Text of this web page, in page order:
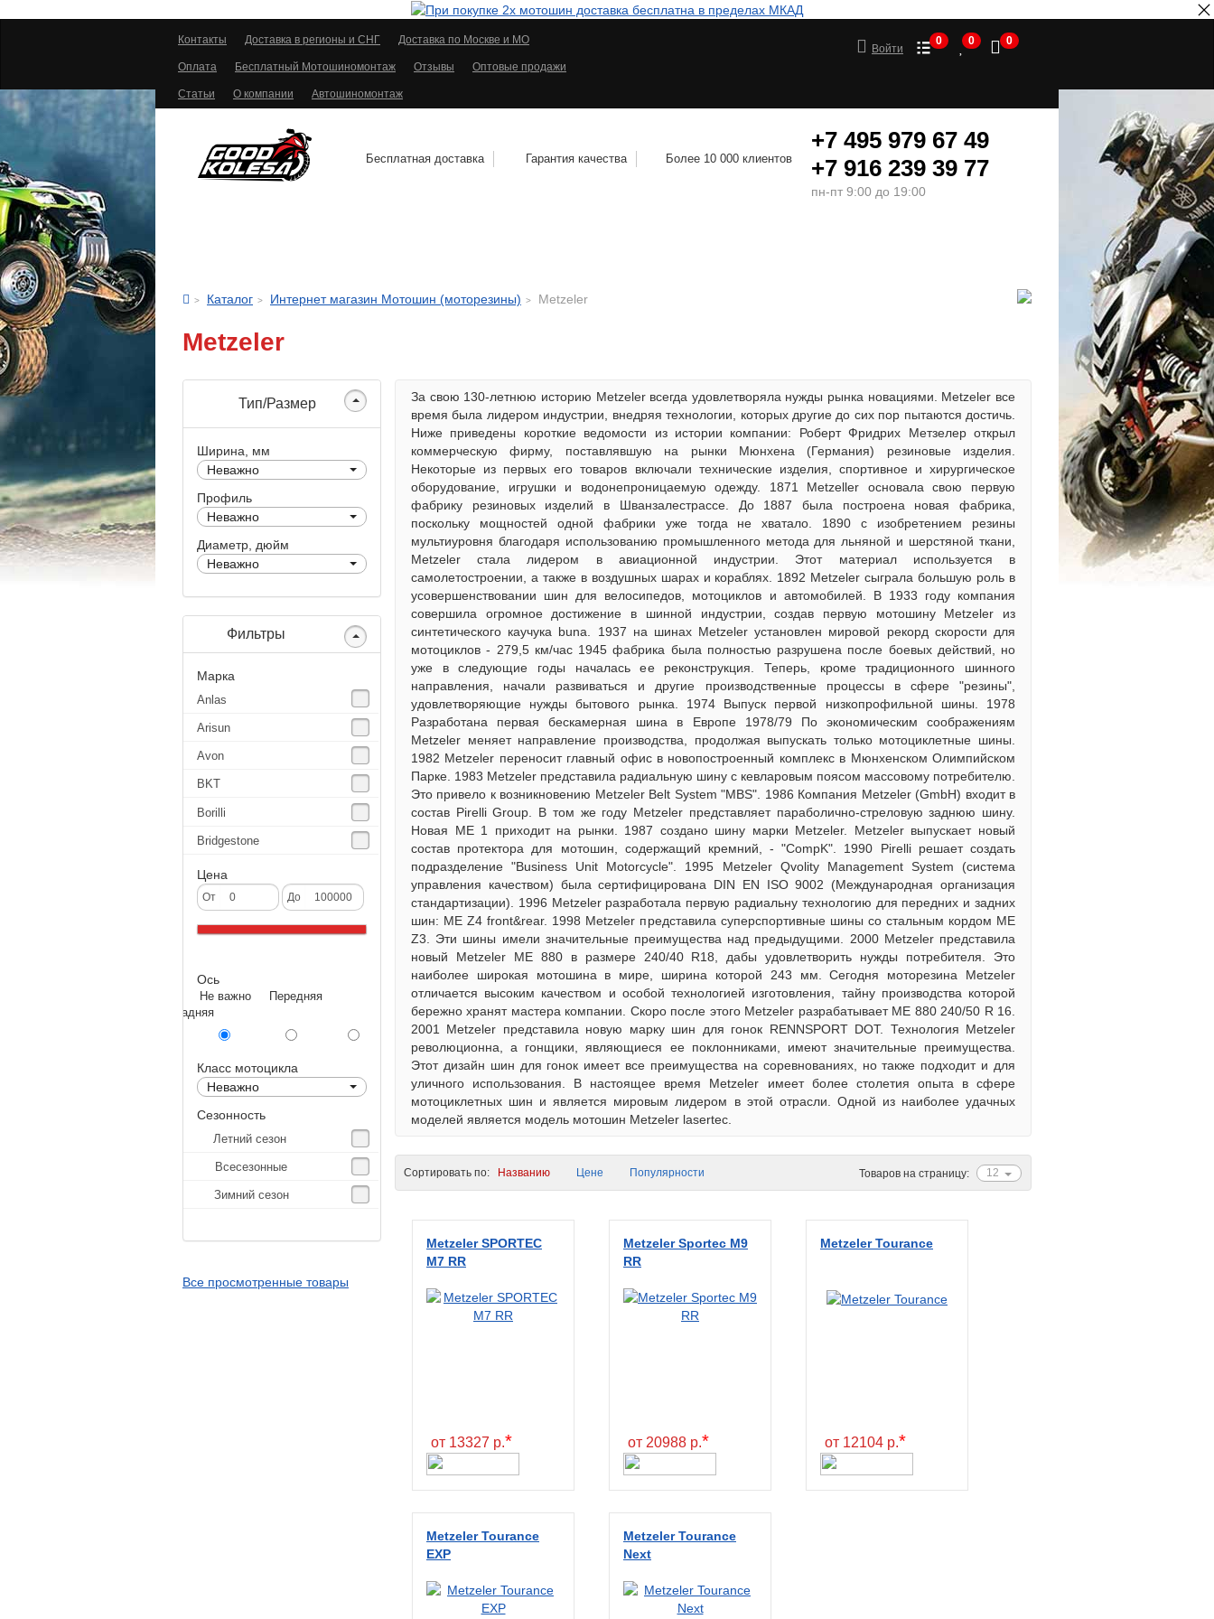
Контакты Доставка в регионы и СНГ Доставка по Москве и МО
Оплата Бесплатный Мотошиномонтаж Отзывы Оптовые продажи
Статьи О компании Автошиномонтаж
Войти
0 0 0
Бесплатная доставка Гарантия качества Более 10 000 клиентов
+7 495 979 67 49
+7 916 239 39 77
пн-пт 9:00 до 19:00
Каталог Интернет магазин Мотошин (моторезины) Metzeler
Metzeler
Тип/Размер
Ширина, мм
Неважно
Профиль
Неважно
Диаметр, дюйм
Неважно
Фильтры
Марка
Anlas
Arisun
Avon
BKT
Borilli
Bridgestone
Continental
CST
Deestone
Excel
Forerunner
GoldenTyre
Gummy
Heidenau
IRC
Maxxis
Цена
От До
Ось
Не важно Передняя
Задняя
Класс мотоцикла
Неважно
Сезонность
Летний сезон
Всесезонные
Зимний сезон
Все просмотренные товары
За свою 130-летнюю историю Metzeler всегда удовлетворяла нужды рынка новациями. Metzeler все
время была лидером индустрии, внедряя технологии, которых другие до сих пор пытаются достичь.
Ниже приведены короткие ведомости из истории компании: Роберт Фридрих Метзелер открыл
коммерческую фирму, поставлявшую на рынки Мюнхена (Германия) резиновые изделия.
Некоторые из первых его товаров включали технические изделия, спортивное и хирургическое
оборудование, игрушки и водонепроницаемую одежду. 1871 Мetzeller основала свою первую
фабрику резиновых изделий в Шванзалестрассе. До 1887 была построена новая фабрика,
поскольку мощностей одной фабрики уже тогда не хватало. 1890 с изобретением резины
мультиуровня благодаря использованию промышленного метода для льняной и шерстяной ткани,
Меtzeler стала лидером в авиационной индустрии. Этот материал используется в
самолетостроении, а также в воздушных шарах и кораблях. 1892 Меtzeler сыграла большую роль в
усовершенствовании шин для велосипедов, мотоциклов и автомобилей. В 1933 году компания
совершила огромное достижение в шинной индустрии, создав первую мотошину Metzeler из
синтетического каучука buna. 1937 на шинах Меtzeler установлен мировой рекорд скорости для
мотоциклов - 279,5 км/час 1945 фабрика была полностью разрушена после боевых действий, но
уже в следующие годы началась ее реконструкция. Теперь, кроме традиционного шинного
направления, начали развиваться и другие производственные процессы в сфере "резины",
удовлетворяющие нужды бытового рынка. 1974 Выпуск первой низкопрофильной шины. 1978
Разработана первая бескамерная шина в Европе 1978/79 По экономическим соображениям
Меtzeler меняет направление производства, продолжая выпускать только мотоциклетные шины.
1982 Меtzeler переносит главный офис в новопостроенный комплекс в Мюнхенском Олимпийском
Парке. 1983 Меtzeler представила радиальную шину с кевларовым поясом массовому потребителю.
Это привело к возникновению Metzeler Belt System "MBS". 1986 Компания Меtzeler (GmbH) входит в
состав Pirelli Group. В том же году Меtzeler представляет параболично-стреловую заднюю шину.
Новая МЕ 1 приходит на рынки. 1987 создано шину марки Меtzeler. Меtzeler выпускает новый
состав протектора для мотошин, содержащий кремний, - "CompK". 1990 Pirelli решает создать
подразделение "Business Unit Motorcycle". 1995 Меtzeler Qvolity Management System (система
управления качеством) была сертифицирована DIN EN ISO 9002 (Международная организация
стандартизации). 1996 Меtzeler разработала первую радиальну технологию для передних и задних
шин: ME Z4 front&rear. 1998 Меtzeler представила суперспортивные шины со стальным кордом ME
Z3. Эти шины имели значительные преимущества над предыдущими. 2000 Меtzeler представила
новый Меtzeler МЕ 880 в размере 240/40 R18, дабы удовлетворить нужды потребителя. Это
наиболее широкая мотошина в мире, ширина которой 243 мм. Сегодня моторезина Metzeler
отличается высоким качеством и особой технологией изготовления, тайну производства которой
бережно хранят мастера компании. Скоро после этого Меtzeler разрабатывает МЕ 880 240/50 R 16.
2001 Меtzeler представила новую марку шин для гонок RENNSPORT DOT. Технология Меtzeler
революционна, а гонщики, являющиеся ее поклонниками, имеют значительные преимущества.
Этот дизайн шин для гонок имеет все преимущества на соревнованиях, но также подходит и для
уличного использования. В настоящее время Меtzeler имеет более столетия опыта в сфере
мотоциклетных шин и является мировым лидером в этой отрасли. Одной из наиболее удачных
моделей является модель мотошин Metzeler lasertec.
12
Товаров на страницу:
Сортировать по: Названию Цене Популярности
Metzeler SPORTEC
M7 RR
от 13327 р.*
Metzeler Sportec M9
RR
от 20988 р.*
Metzeler Tourance
от 12104 р.*
Metzeler Tourance
EXP
Metzeler Tourance
Next